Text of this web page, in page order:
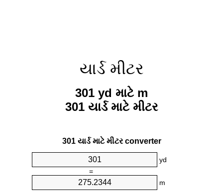
યાર્ડ મીટર
301 yd માટે m
301 યાર્ડ માટે મીટર
301 યાર્ડ માટે મીટર converter
yd
=
m